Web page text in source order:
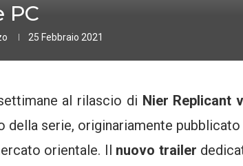
PC
25 Febbraio 2021
al rilascio di Nier Replicant
della serie, originariamente pubblicato
orientale. Il nuovo trailer